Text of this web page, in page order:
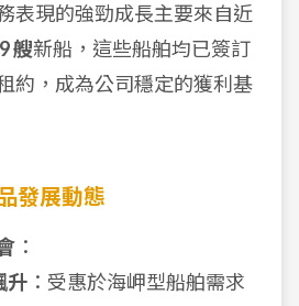
表現的強勁成長主要來自近
9 艘新船，這些船舶均已簽訂
約，成為公司穩定的獲利基
發展動態
：
升 ：受惠於海岬型船舶需求